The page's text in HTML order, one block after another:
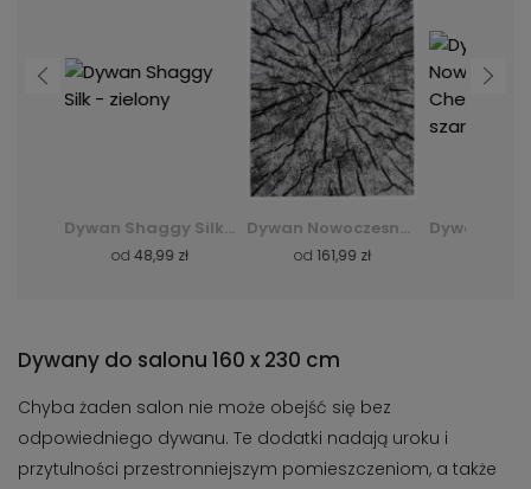
Dywan Nowoczesny Q710A Luxury Pp Esm - biały
od161,99 zł
Dywan Nowoczesny F844B Cheap Pp Crm - szary
od35,99 zł
Dywany do salonu 160 x 230 cm
Chyba żaden salon nie może obejść się bez
odpowiedniego dywanu. Te dodatki nadają uroku i
przytulności przestronniejszym pomieszczeniom, a także